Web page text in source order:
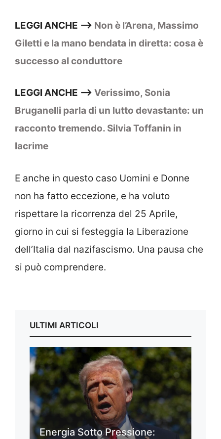
LEGGI ANCHE –> Non è l’Arena, Massimo
Giletti e la mano bendata in diretta: cosa è
successo al conduttore
LEGGI ANCHE –> Verissimo, Sonia
Bruganelli parla di un lutto devastante: un
racconto tremendo. Silvia Toffanin in
lacrime
E anche in questo caso Uomini e Donne
non ha fatto eccezione, e ha voluto
rispettare la ricorrenza del 25 Aprile,
giorno in cui si festeggia la Liberazione
dell’Italia dal nazifascismo. Una pausa che
si può comprendere.
ULTIMI ARTICOLI
Energia Sotto Pressione: